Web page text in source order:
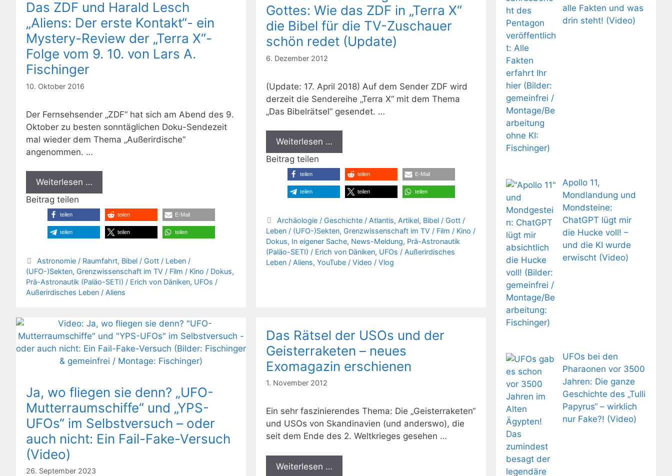
Das ZDF und Harald Lesch
„Aliens: Der erste Kontakt“- ein
Mystery-Review der „Terra X“-
Folge vom 9. 10. von Lars A.
Fischinger
10. Oktober 2016
Der Fernsehsender „ZDF“ hat sich am Abend des 9.
Oktober zu besten sonntäglichen Doku-Sendezeit
mal wieder dem Thema „Außerirdische“
angenommen. …
Weiterlesen …
Beitrag teilen
teilen teilen E-Mail
teilen teilen teilen
Kategorien
Astronomie / Raumfahrt, Bibel / Gott / Leben /
(UFO-)Sekten, Grenzwissenschaft im TV / Film / Kino / Dokus,
Prä-Astronautik (Paläo-SETI) / Erich von Däniken, UFOs /
Außerirdisches Leben / Aliens
Gottes: Wie das ZDF in „Terra X“
die Bibel für die TV-Zuschauer
schön redet (Update)
6. Dezember 2012
(Update: 17. April 2018) Auf dem Sender ZDF wird
derzeit die Sendereihe „Terra X“ mit dem Thema
„Das Bibelrätsel“ gesendet. …
Weiterlesen …
Beitrag teilen
teilen teilen E-Mail
teilen teilen teilen
Kategorien
Archäologie / Geschichte / Atlantis, Artikel, Bibel / Gott /
Leben / (UFO-)Sekten, Grenzwissenschaft im TV / Film / Kino /
Dokus, In eigener Sache, News-Meldung, Prä-Astronautik
(Paläo-SETI) / Erich von Däniken, UFOs / Außerirdisches
Leben / Aliens, YouTube / Video / Vlog
Ja, wo fliegen sie denn? „UFO-
Mutterraumschiffe“ und „YPS-
UFOs“ im Selbstversuch – oder
auch nicht: Ein Fail-Fake-Versuch
(Video)
26. September 2023
Das Rätsel der USOs und der
Geisterraketen – neues
Exomagazin erschienen
1. November 2012
Ein sehr faszinierendes Thema: Die „Geisterraketen“
und USOs von Skandinavien (und anderswo), die
seit dem Ende des 2. Weltkrieges gesehen …
Weiterlesen …
alle Fakten und was
drin steht! (Video)
Apollo 11,
Mondlandung und
Mondsteine:
ChatGPT lügt mir
die Hucke voll! –
und die KI wurde
erwischt (Video)
UFOs bei den
Pharaonen vor 3500
Jahren: Die ganze
Geschichte des „Tulli
Papyrus“ – wirklich
nur Fake?! (Video)